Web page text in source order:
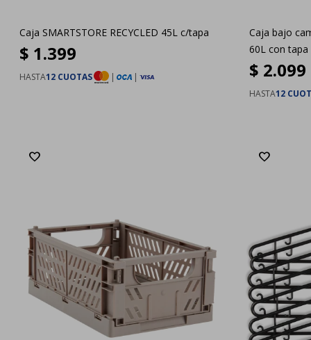
Caja SMARTSTORE RECYCLED 45L c/tapa
$ 1.399
HASTA12 CUOTAS | |
Caja bajo
60L con tapa
$ 2.099
HASTA12